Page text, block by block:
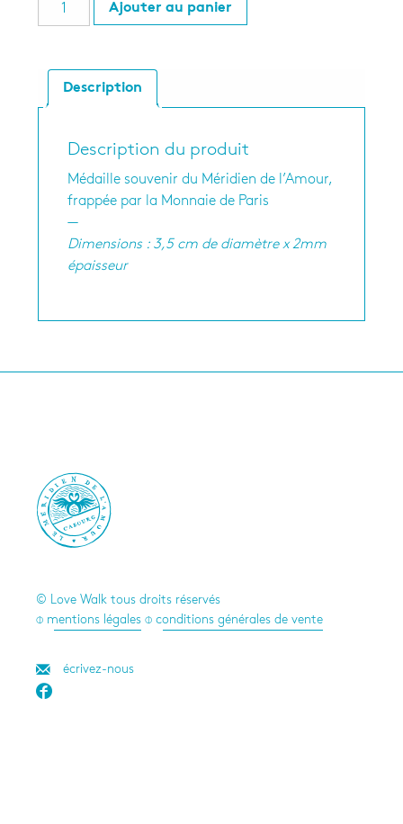
Ajouter au panier
Description
Description du produit
Médaille souvenir du Méridien de l’Amour,
frappée par la Monnaie de Paris
—
Dimensions : 3,5 cm de diamètre x 2mm
épaisseur

© Love Walk tous droits réservés
⌽ mentions légales ⌽ conditions générales de vente
écrivez-nous